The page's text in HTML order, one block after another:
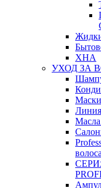
ХНА
УХОД ЗА
Маски
Линия